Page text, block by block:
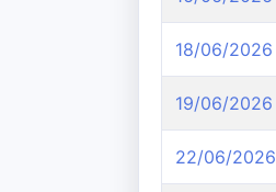
18/06/2026
19/06/2026
22/06/2026